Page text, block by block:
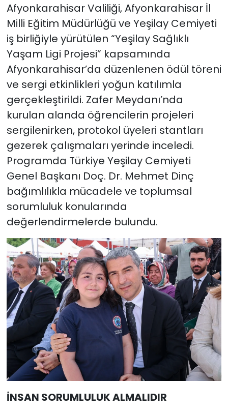
Afyonkarahisar Valiliği, Afyonkarahisar İl
Milli Eğitim Müdürlüğü ve Yeşilay Cemiyeti
iş birliğiyle yürütülen “Yeşilay Sağlıklı
Yaşam Ligi Projesi” kapsamında
Afyonkarahisar’da düzenlenen ödül töreni
ve sergi etkinlikleri yoğun katılımla
gerçekleştirildi. Zafer Meydanı’nda
kurulan alanda öğrencilerin projeleri
sergilenirken, protokol üyeleri stantları
gezerek çalışmaları yerinde inceledi.
Programda Türkiye Yeşilay Cemiyeti
Genel Başkanı Doç. Dr. Mehmet Dinç
bağımlılıkla mücadele ve toplumsal
sorumluluk konularında
değerlendirmelerde bulundu.
İNSAN SORUMLULUK ALMALIDIR